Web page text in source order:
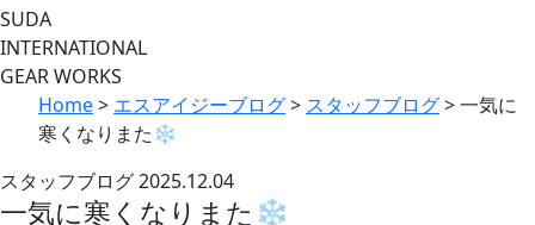
SUDA
INTERNATIONAL
GEAR WORKS
Home> エスアイジーブログ> スタッフブログ>一気に
寒くなりまた❄
スタッフブログ2025.12.04
一気に寒くなりまた❄